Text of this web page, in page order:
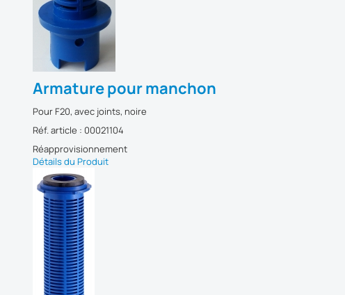
Armature pour manchon
Pour F20, avec joints, noire
Réf. article : 00021104
Réapprovisionnement
Détails du Produit